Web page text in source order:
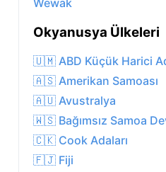
Wewak
Okyanusya Ülkeleri
🇺🇲 ABD Küçük Harici
🇦🇸 Amerikan Samoası
🇦🇺 Avustralya
🇼🇸 Bağımsız Samoa
🇨🇰 Cook Adaları
🇫🇯 Fiji